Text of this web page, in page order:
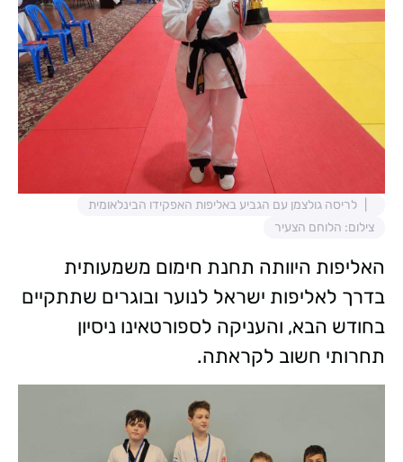
לריסה גולצמן עם הגביע באליפות האפקידו הבינלאומית
צילום: הלוחם הצעיר
האליפות היוותה תחנת חימום משמעותית
בדרך לאליפות ישראל לנוער ובוגרים שתתקיים
בחודש הבא, והעניקה לספורטאינו ניסיון
תחרותי חשוב לקראתה.